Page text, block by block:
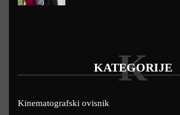
KATEGORIJE
K
Kinematografski ovisnik